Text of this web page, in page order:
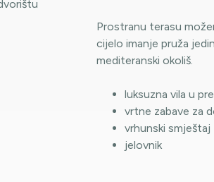
Prostranu terasu
cijelo imanje pruža
mediteranski okoliš.
luksuzna vila u
vrtne zabave za
vrhunski
jelovnik